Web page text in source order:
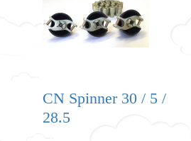
CN Spinner 30 / 5 /
28.5